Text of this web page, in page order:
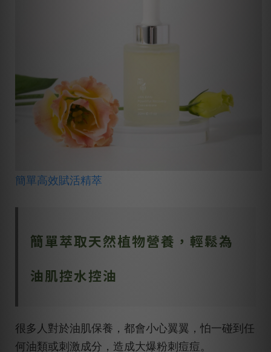
簡單高效賦活精萃
簡單萃取天然植物營養，輕鬆為
油肌控水控油
很多人對於油肌保養，都會小心翼翼，怕一碰到任
何油類或刺激成分，造成大爆粉刺痘痘。